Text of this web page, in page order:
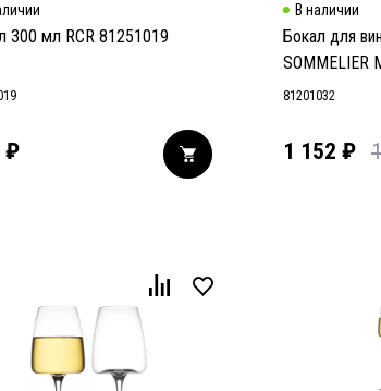
300 мл RCR 81251019
₽
В наличии
Бокал для
SOMMELIER
81201032
1 152 ₽